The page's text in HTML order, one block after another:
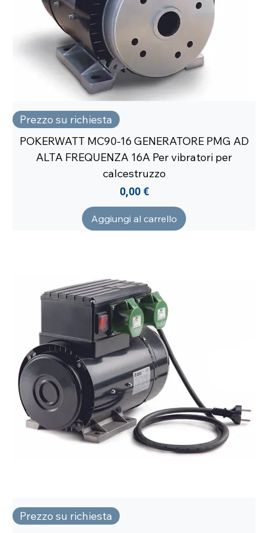
Prezzo su richiesta
POKERWATT MC90-16 GENERATORE PMG AD
ALTA FREQUENZA 16A Per vibratori per
calcestruzzo
Prezzo
0,00 €
Aggiungi al carrello
Prezzo su richiesta